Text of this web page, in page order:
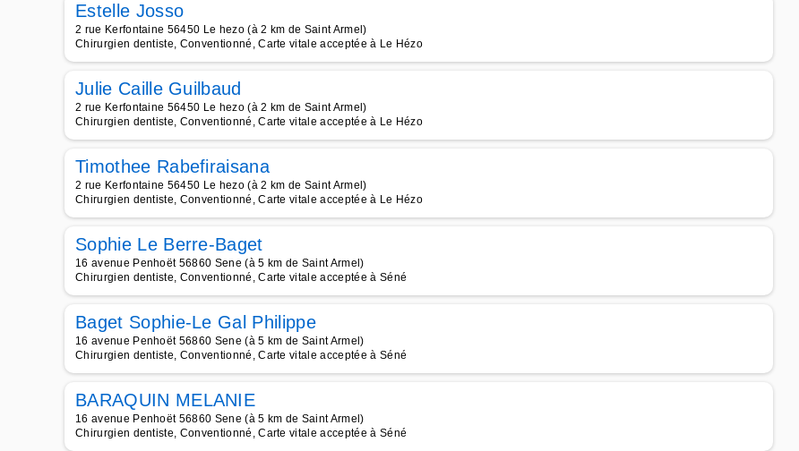
Estelle Josso
2 rue Kerfontaine 56450 Le hezo (à 2 km de Saint Armel)
Chirurgien dentiste, Conventionné, Carte vitale acceptée à Le Hézo
Julie Caille Guilbaud
2 rue Kerfontaine 56450 Le hezo (à 2 km de Saint Armel)
Chirurgien dentiste, Conventionné, Carte vitale acceptée à Le Hézo
Timothee Rabefiraisana
2 rue Kerfontaine 56450 Le hezo (à 2 km de Saint Armel)
Chirurgien dentiste, Conventionné, Carte vitale acceptée à Le Hézo
Sophie Le Berre-Baget
16 avenue Penhoët 56860 Sene (à 5 km de Saint Armel)
Chirurgien dentiste, Conventionné, Carte vitale acceptée à Séné
Baget Sophie-Le Gal Philippe
16 avenue Penhoët 56860 Sene (à 5 km de Saint Armel)
Chirurgien dentiste, Conventionné, Carte vitale acceptée à Séné
BARAQUIN MELANIE
16 avenue Penhoët 56860 Sene (à 5 km de Saint Armel)
Chirurgien dentiste, Conventionné, Carte vitale acceptée à Séné